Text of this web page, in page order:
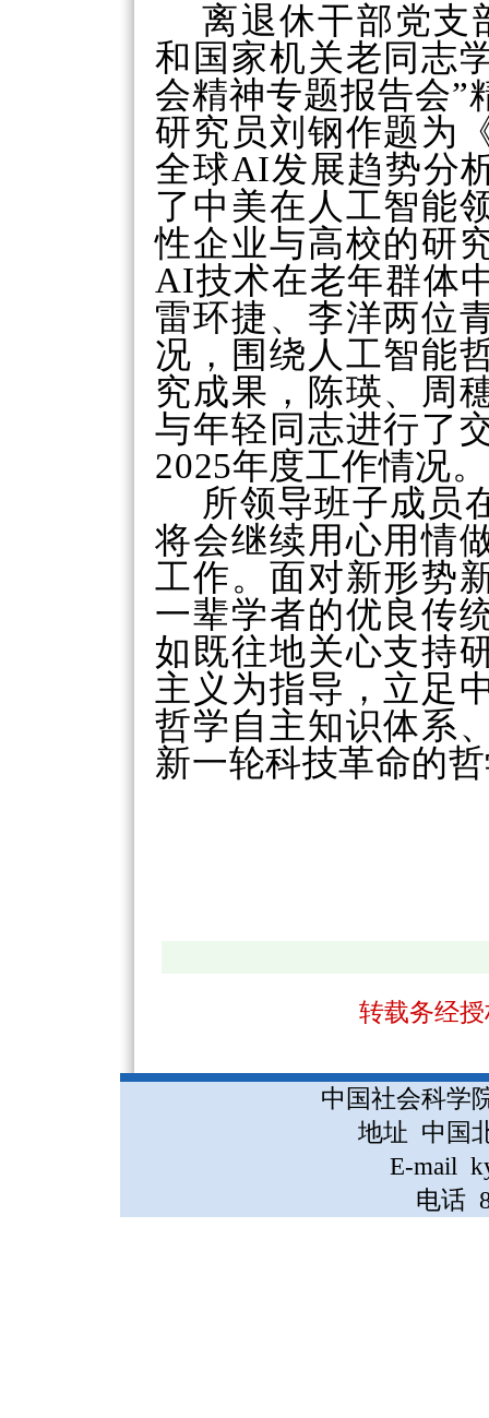
离退休干部党支
和国家机关老同志
会精神专题报告会”
研究员刘钢作题为
全球AI发展趋势分
了中美在人工智能
性企业与高校的研
AI技术在老年群体
雷环捷、李洋两位
况，围绕人工智能
究成果，陈瑛、周
与年轻同志进行了
2025年度工作情况。
所领导班子成员
将会继续用心用情
工作。面对新形势
一辈学者的优良传
如既往地关心支持
主义为指导，立足
哲学自主知识体系
新一轮科技革命的
转载务经
中国社会科学
地址 中国
E-mail
电话